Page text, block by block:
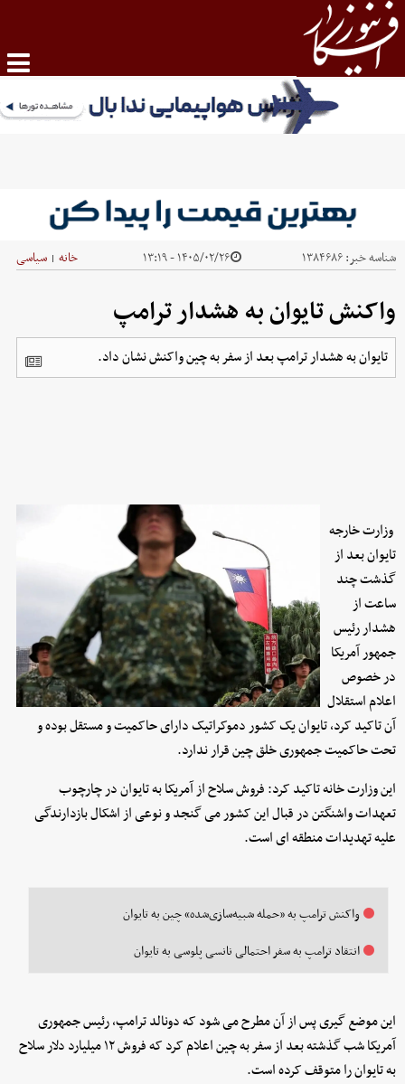
شناسه خبر:۱۳۸۴۶۸۶ ۱۴۰۵/۰۲/۲۶ - ۱۳:۱۹ خانه | سیاسی
واکنش تایوان به هشدار ترامپ
تایوان به هشدار ترامپ بعد از سفر به چین واکنش نشان داد.
وزارت خارجه
تایوان بعد از
گذشت چند
ساعت از
هشدار رئیس
جمهور آمریکا
در خصوص
اعلام استقلال
آن تاکید کرد، تایوان یک کشور دموکراتیک دارای حاکمیت و مستقل بوده و
تحت حاکمیت جمهوری خلق چین قرار ندارد.
این وزارت خانه تاکید کرد: فروش سلاح از آمریکا به تایوان در چارچوب
تعهدات واشنگتن در قبال این کشور می گنجد و نوعی از اشکال بازدارندگی
علیه تهدیدات منطقه ای است.
واکنش ترامپ به «حمله شبیه‌سازی‌شده» چین به تایوان
انتقاد ترامپ به سفر احتمالی نانسی پلوسی به تایوان
این موضع گیری پس از آن مطرح می شود که دونالد ترامپ، رئیس جمهوری
آمریکا شب گذشته بعد از سفر به چین اعلام کرد که فروش ۱۲ میلیارد دلار سلاح
به تایوان را متوقف کرده است.